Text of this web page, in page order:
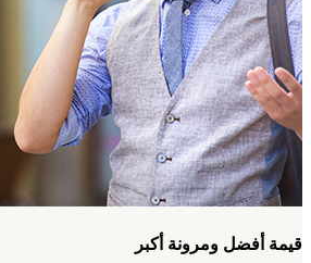
قيمة أفضل ومرونة أكبر